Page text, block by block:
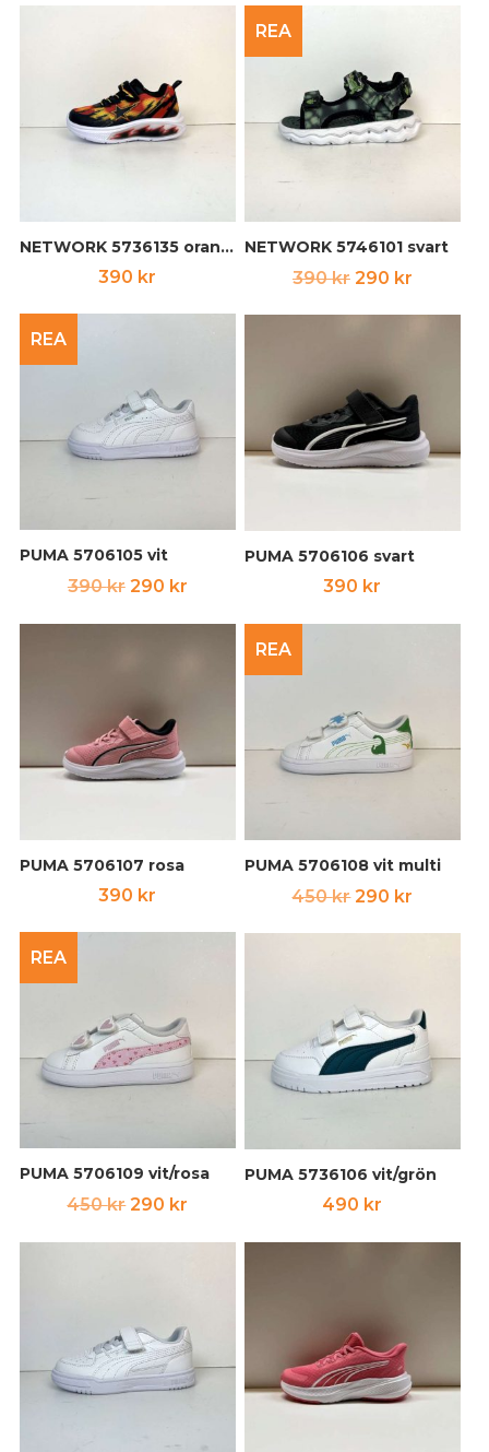
NETWORK 5736135 orange
390 kr
REA
NETWORK 5746101 svart
390kr Det
390 kr.
290 krDet
290 kr.
REA
PUMA 5706105 vit
390kr Det
290 krDet
PUMA 5706106 svart
390 kr
PUMA 5706107 rosa
390 kr
REA
PUMA 5706108 vit multi
450krDet
450 kr.
290 kr
290 kr.
REA
PUMA 5706109 vit/rosa
450krDet
450 kr.
290 kr
290 kr.
PUMA 5736106 vit/grön
490 kr